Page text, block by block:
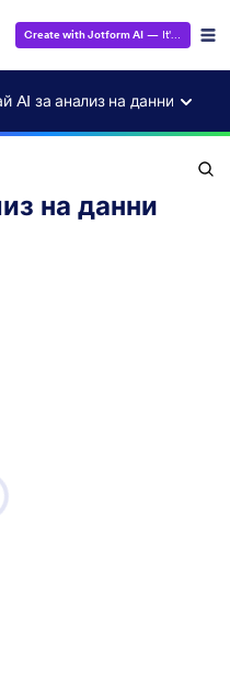
Create with Jotform AI — It's Free!
AI за анализ на данни
на данни